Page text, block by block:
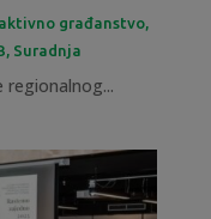
građanstvo,
, Suradnja